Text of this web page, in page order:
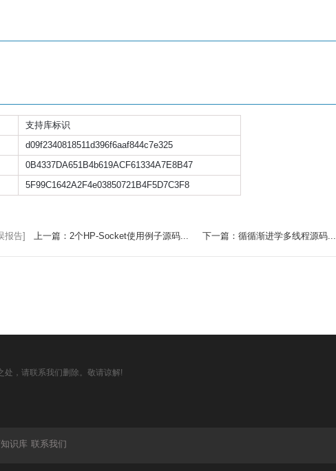
支持库标识
d09f2340818511d396f6aaf844c7e325
0B4337DA651B4b619ACF61334A7E8B47
5F99C1642A2F4e03850721B4F5D7C3F8
报告] 上一篇：2个HP-Socket使用例子源码... 下一篇：循循渐进学多线程源码...
处，请联系我们删除。敬请谅解!
识库 联系我们